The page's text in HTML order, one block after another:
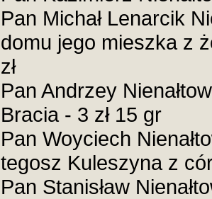
Pan Michał Lenarcik
domu jego mieszka z
zł
Pan Andrzey
Bracia - 3 zł 15 gr
Pan Woyciech
tegosz Kuleszyna z
Pan Stanisław